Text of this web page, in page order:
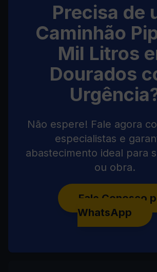
Precisa de
Caminhão
Mil Litros
Dourados
Não espere! Fale agora
especialistas e
abastecimento ideal para
ou obra.
Fale Conosco
WhatsApp